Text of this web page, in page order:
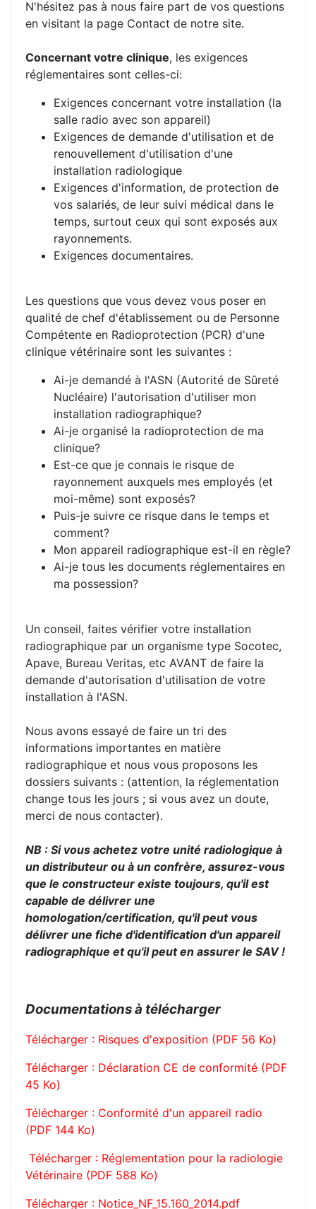
N'hésitez pas à nous faire part de vos questions
en visitant la page Contact de notre site.
Concernant votre clinique, les exigences
réglementaires sont celles-ci:
Exigences concernant votre installation (la
salle radio avec son appareil)
Exigences de demande d'utilisation et de
renouvellement d'utilisation d'une
installation radiologique
Exigences d'information, de protection de
vos salariés, de leur suivi médical dans le
temps, surtout ceux qui sont exposés aux
rayonnements.
Exigences documentaires.
Les questions que vous devez vous poser en
qualité de chef d'établissement ou de Personne
Compétente en Radioprotection (PCR) d'une
clinique vétérinaire sont les suivantes :
Ai-je demandé à l'ASN (Autorité de Sûreté
Nucléaire) l'autorisation d'utiliser mon
installation radiographique?
Ai-je organisé la radioprotection de ma
clinique?
Est-ce que je connais le risque de
rayonnement auxquels mes employés (et
moi-même) sont exposés?
Puis-je suivre ce risque dans le temps et
comment?
Mon appareil radiographique est-il en règle?
Ai-je tous les documents réglementaires en
ma possession?
Un conseil, faites vérifier votre installation
radiographique par un organisme type Socotec,
Apave, Bureau Veritas, etc AVANT de faire la
demande d'autorisation d'utilisation de votre
installation à l'ASN.
Nous avons essayé de faire un tri des
informations importantes en matière
radiographique et nous vous proposons les
dossiers suivants : (attention, la réglementation
change tous les jours ; si vous avez un doute,
merci de nous contacter).
NB : Si vous achetez votre unité radiologique à
un distributeur ou à un confrère, assurez-vous
que le constructeur existe toujours, qu'il est
capable de délivrer une
homologation/certification, qu'il peut vous
délivrer une fiche d'identification d'un appareil
radiographique et qu'il peut en assurer le SAV !
Documentations à télécharger
Télécharger : Risques d'exposition (PDF 56 Ko)
Télécharger : Déclaration CE de conformité (PDF
45 Ko)
Télécharger : Conformité d'un appareil radio
(PDF 144 Ko)
Télécharger : Réglementation pour la radiologie
Vétérinaire (PDF 588 Ko)
Télécharger : Notice_NF_15.160_2014.pdf